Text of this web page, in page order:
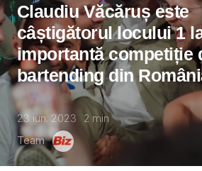
Claudiu Văcăruș este
câștigătorul locului 1
importantă competiție
bartending din
23 iun. 2023 2 min
Team